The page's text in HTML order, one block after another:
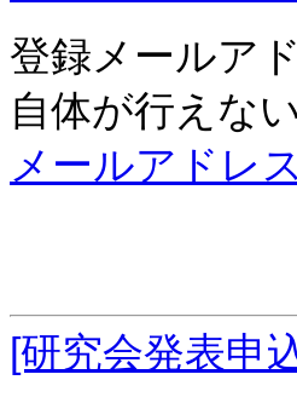
登録メールア
自体が行えな
メールアドレ
[研究会発表申